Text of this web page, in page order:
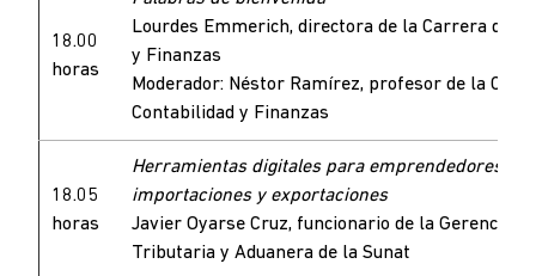
18.00
horas
Lourdes Emmerich, directora de la Carrera de
y Finanzas
Moderador: Néstor Ramírez, profesor de la
Contabilidad y Finanzas
18.05
horas
Herramientas digitales para emprendedores
importaciones y exportaciones
Javier Oyarse Cruz, funcionario de la Gerencia
Tributaria y Aduanera de la Sunat